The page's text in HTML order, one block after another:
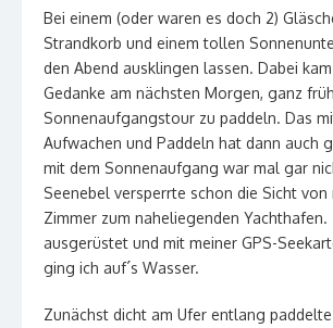
Bei einem (oder waren es doch 2)
Strandkorb und einem tollen
den Abend ausklingen lassen. Dabei
Gedanke am nächsten Morgen, ganz
Sonnenaufgangstour zu paddeln. Das
Aufwachen und Paddeln hat dann auch
mit dem Sonnenaufgang war mal gar
Seenebel versperrte schon die Sicht von
Zimmer zum naheliegenden
ausgerüstet und mit meiner GPS-
ging ich auf´s Wasser.
Zunächst dicht am Ufer entlang